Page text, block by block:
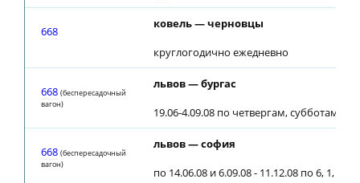
668
ковель — черновцы
круглогодично ежедневно
668 (беспересадочный
вагон)
львов — бургас
19.06-4.09.08 по четвергам, субботам
668 (беспересадочный
вагон)
львов — софия
по 14.06.08 и 6.09.08 - 11.12.08 по 6, 1,